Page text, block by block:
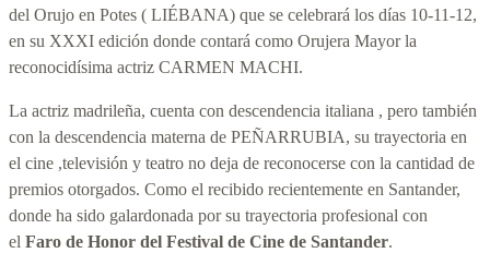
del Orujo en Potes ( LIÉBANA) que se celebrará los días 10-11-12,
en su XXXI edición donde contará como Orujera Mayor la
reconocidísima actriz CARMEN MACHI.
La actriz madrileña, cuenta con descendencia italiana , pero también
con la descendencia materna de PEÑARRUBIA, su trayectoria en
el cine ,televisión y teatro no deja de reconocerse con la cantidad de
premios otorgados. Como el recibido recientemente en Santander,
donde ha sido galardonada por su trayectoria profesional con
el Faro de Honor del Festival de Cine de Santander.